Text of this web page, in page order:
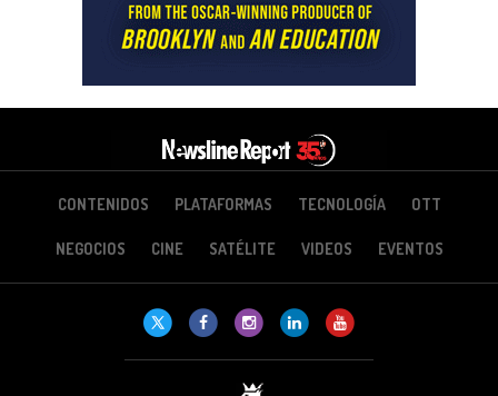
CONTENIDOS PLATAFORMAS TECNOLOGÍA OTT
NEGOCIOS CINE SATÉLITE VIDEOS EVENTOS